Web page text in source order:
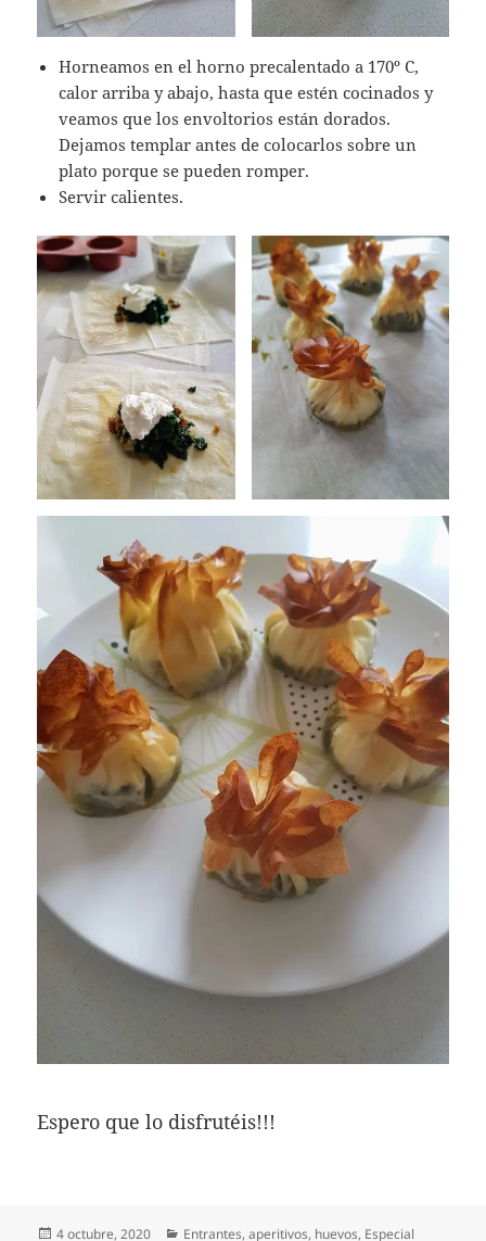
Horneamos en el horno precalentado a 170º C,
calor arriba y abajo, hasta que estén cocinados y
veamos que los envoltorios están dorados.
Dejamos templar antes de colocarlos sobre un
plato porque se pueden romper.
Servir calientes.
Espero que lo disfrutéis!!!
Publicado
4 octubre, 2020 Categorías
Entrantes, aperitivos, huevos, Especial